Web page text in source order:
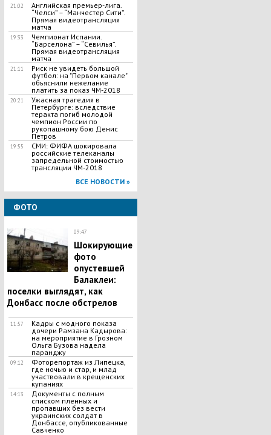
21:02
Английская премьер-лига.
“Челси” – “Манчестер Сити”.
Прямая видеотрансляция
матча
19:33
Чемпионат Испании.
“Барселона” – “Севилья”.
Прямая видеотрансляция
матча
21:11
Риск не увидеть большой
футбол: на "Первом канале"
объяснили нежелание
платить за показ ЧМ-2018
20:21
Ужасная трагедия в
Петербурге: вследствие
теракта погиб молодой
чемпион России по
рукопашному бою Денис
Петров
19:55
СМИ: ФИФА шокировала
российские телеканалы
запредельной стоимостью
трансляции ЧМ-2018
ВСЕ НОВОСТИ »
ФОТО
09:47
Шокирующие
фото
опустевшей
Балаклеи:
поселки выглядят, как
Донбасс после обстрелов
11:57
Кадры с модного показа
дочери Рамзана Кадырова:
на мероприятие в Грозном
Ольга Бузова надела
паранджу
09:12
Фоторепортаж из Липецка,
где ночью и стар, и млад
участвовали в крещенских
купаниях
14:13
Документы с полным
списком пленных и
пропавших без вести
украинских солдат в
Донбассе, опубликованные
Савченко